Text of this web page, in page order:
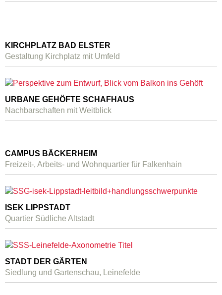
KIRCHPLATZ BAD ELSTER
Gestaltung Kirchplatz mit Umfeld
URBANE GEHÖFTE SCHAFHAUS
Nachbarschaften mit Weitblick
CAMPUS BÄCKERHEIM
Freizeit-, Arbeits- und Wohnquartier für Falkenhain
ISEK LIPPSTADT
Quartier Südliche Altstadt
STADT DER GÄRTEN
Siedlung und Gartenschau, Leinefelde